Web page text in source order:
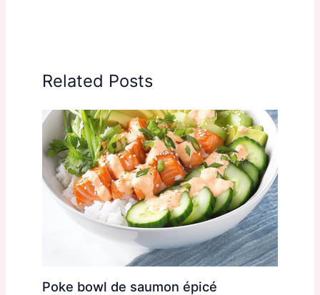
Related Posts
Poke bowl de saumon épicé